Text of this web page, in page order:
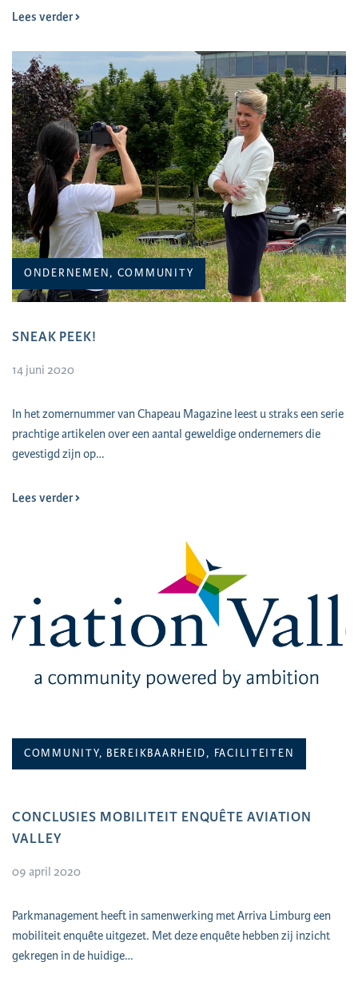
Lees verder
ONDERNEMEN, COMMUNITY
SNEAK PEEK!
14 juni 2020
In het zomernummer van Chapeau Magazine leest u straks een serie
prachtige artikelen over een aantal geweldige ondernemers die
gevestigd zijn op…
Lees verder
COMMUNITY, BEREIKBAARHEID, FACILITEITEN
CONCLUSIES MOBILITEIT ENQUÊTE AVIATION
VALLEY
09 april 2020
Parkmanagement heeft in samenwerking met Arriva Limburg een
mobiliteit enquête uitgezet. Met deze enquête hebben zij inzicht
gekregen in de huidige…